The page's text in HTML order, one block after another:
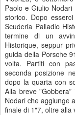
Paolo e Giulio
storico. Dopo
Scuderia Palladio
termine di un
Historique, seppur
guida della Porsche
volta. Partiti con
seconda posizione
dopo la quarta con
Alla breve
Nodari che aggiunge
finale di 1"7, oltre alla